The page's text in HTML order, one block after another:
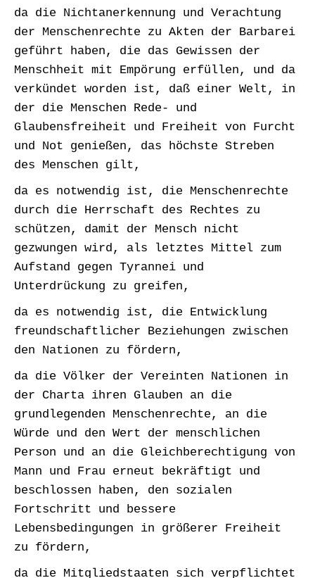
da die Nichtanerkennung und Verachtung
der Menschenrechte zu Akten der Barbarei
geführt haben, die das Gewissen der
Menschheit mit Empörung erfüllen, und da
verkündet worden ist, daß einer Welt, in
der die Menschen Rede- und
Glaubensfreiheit und Freiheit von Furcht
und Not genießen, das höchste Streben
des Menschen gilt,
da es notwendig ist, die Menschenrechte
durch die Herrschaft des Rechtes zu
schützen, damit der Mensch nicht
gezwungen wird, als letztes Mittel zum
Aufstand gegen Tyrannei und
Unterdrückung zu greifen,
da es notwendig ist, die Entwicklung
freundschaftlicher Beziehungen zwischen
den Nationen zu fördern,
da die Völker der Vereinten Nationen in
der Charta ihren Glauben an die
grundlegenden Menschenrechte, an die
Würde und den Wert der menschlichen
Person und an die Gleichberechtigung von
Mann und Frau erneut bekräftigt und
beschlossen haben, den sozialen
Fortschritt und bessere
Lebensbedingungen in größerer Freiheit
zu fördern,
da die Mitgliedstaaten sich verpflichtet